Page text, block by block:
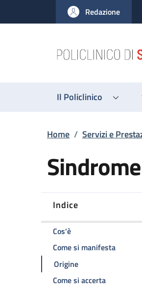
al contenuto principale
to footer content
Redazione
Il Policlinico
Briciole di
Home / Servizi e
Indice
Cos'èdella pagina
Come si manifestadella
Originedella pagina
Come si accertadella